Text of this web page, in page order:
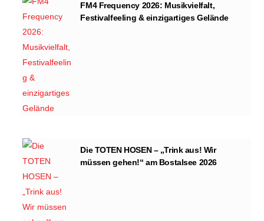
FM4 Frequency 2026: Musikvielfalt,
Festivalfeeling & einzigartiges Gelände
Die TOTEN HOSEN – „Trink aus! Wir
müssen gehen!“ am Bostalsee 2026